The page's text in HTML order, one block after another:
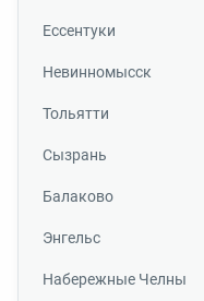
Ессентуки
Невинномысск
Тольятти
Сызрань
Балаково
Энгельс
Набережные Челны